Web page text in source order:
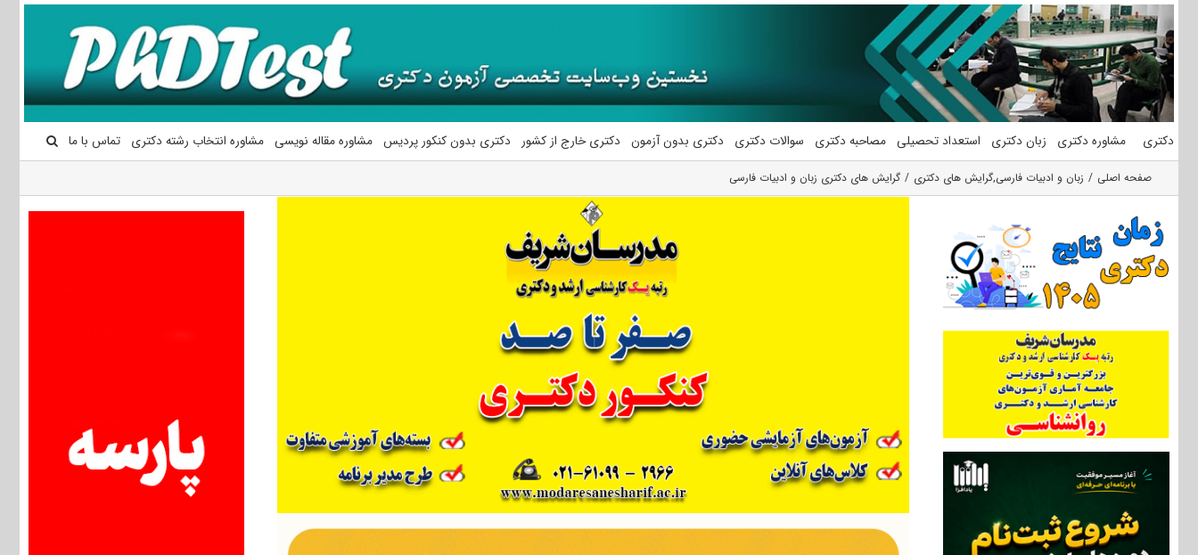
محتوا
دکتری مشاوره دکتری زبان دکتری استعداد تحصیلی مصاحبه دکتری سوالات دکتری دکتری بدون آزمون دکتری خارج از کشور دکتری بدون کنکور پردیس مشاوره مقاله نویسی مشاوره انتخاب رشته دکتری تماس با ما
صفحه اصلی زبان و ادبیات فارسی,گرایش های دکتری گرایش های دکتری زبان و ادبیات فارسی